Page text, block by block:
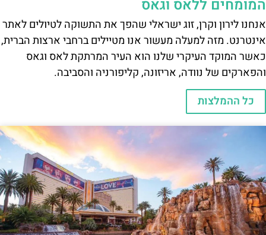
המומחים ללאס וגאס
אנחנו לירון וקרן, זוג ישראלי שהפך את התשוקה לטיולים לאתר
אינטרנט. מזה למעלה מעשור אנו מטיילים ברחבי ארצות הברית,
כאשר המוקד העיקרי שלנו הוא העיר המרתקת לאס וגאס
והפארקים של נוודה, אריזונה, קליפורניה והסביבה.
כל ההמלצות